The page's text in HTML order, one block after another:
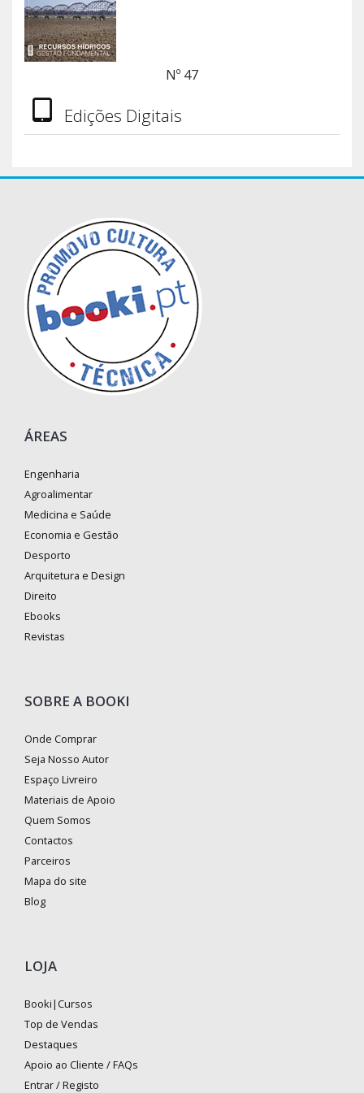
Nº 47
Edições Digitais
ÁREAS
Engenharia
Agroalimentar
Medicina e Saúde
Economia e Gestão
Desporto
Arquitetura e Design
Direito
Ebooks
Revistas
SOBRE A BOOKI
Onde Comprar
Seja Nosso Autor
Espaço Livreiro
Materiais de Apoio
Quem Somos
Contactos
Parceiros
Mapa do site
Blog
LOJA
Booki|Cursos
Top de Vendas
Destaques
Apoio ao Cliente / FAQs
Entrar / Registo